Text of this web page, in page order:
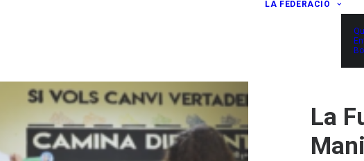
LA FEDERACIÓ
La